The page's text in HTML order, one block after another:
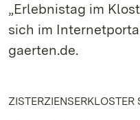
„Erlebnistag im
sich im
gaerten.de.